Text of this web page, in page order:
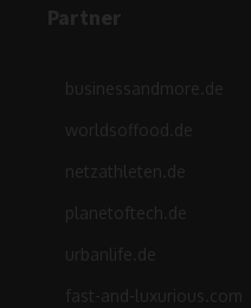
Partner
businessandmore.de
worldsoffood.de
netzathleten.de
planetoftech.de
urbanlife.de
fast-and-luxurious.com